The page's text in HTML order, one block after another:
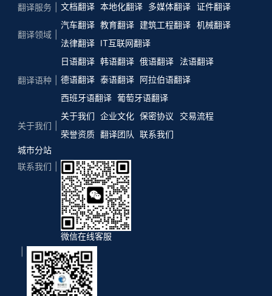
翻译服务 文档翻译 本地化翻译 多媒体翻译 证件翻译
翻译领域
汽车翻译 教育翻译 建筑工程翻译 机械翻译
法律翻译
IT互联网翻译
翻译语种
日语翻译 韩语翻译 俄语翻译
法语翻译
德语翻译 泰语翻译 阿拉伯语翻译
西班牙语翻译 葡萄牙语翻译
关于我们
关于我们 企业文化 保密协议
交易流程
荣誉资质 翻译团队
联系我们
城市分站
联系我们
微信在线客服